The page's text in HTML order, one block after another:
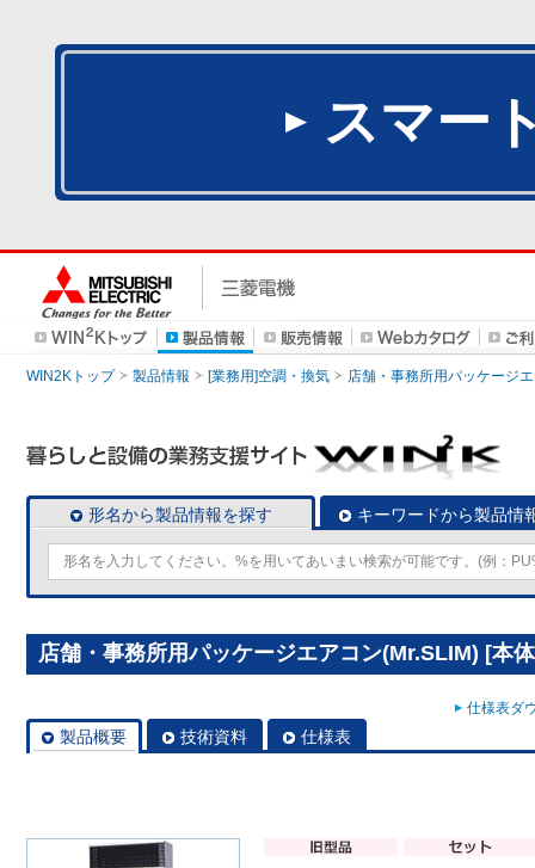
スマー
WIN2Kトップ 製品情報 [業務用]空調・換気 店舗・事務所用パッケージ
形名から製品情報を探す キーワードから製品情
店舗・事務所用パッケージエアコン(Mr.SLIM) [本
仕様表ダ
製品概要 技術資料 仕様表